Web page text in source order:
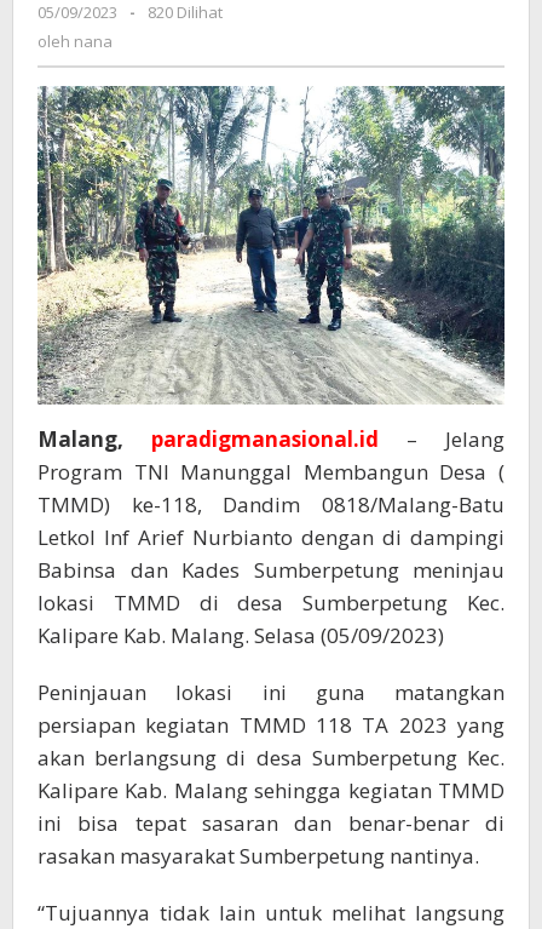
05/09/2023
oleh
-
820 Dilihat
oleh nana
Malang, paradigmanasional.id – Jelang
Program TNI Manunggal Membangun Desa (
TMMD) ke-118, Dandim 0818/Malang-Batu
Letkol Inf Arief Nurbianto dengan di dampingi
Babinsa dan Kades Sumberpetung meninjau
lokasi TMMD di desa Sumberpetung Kec.
Kalipare Kab. Malang. Selasa (05/09/2023)
Peninjauan lokasi ini guna matangkan
persiapan kegiatan TMMD 118 TA 2023 yang
akan berlangsung di desa Sumberpetung Kec.
Kalipare Kab. Malang sehingga kegiatan TMMD
ini bisa tepat sasaran dan benar-benar di
rasakan masyarakat Sumberpetung nantinya.
“Tujuannya tidak lain untuk melihat langsung